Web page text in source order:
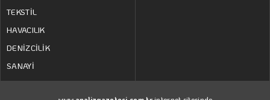
TEKSTİL
HAVACILIK
DENİZCİLİK
SANAYİ